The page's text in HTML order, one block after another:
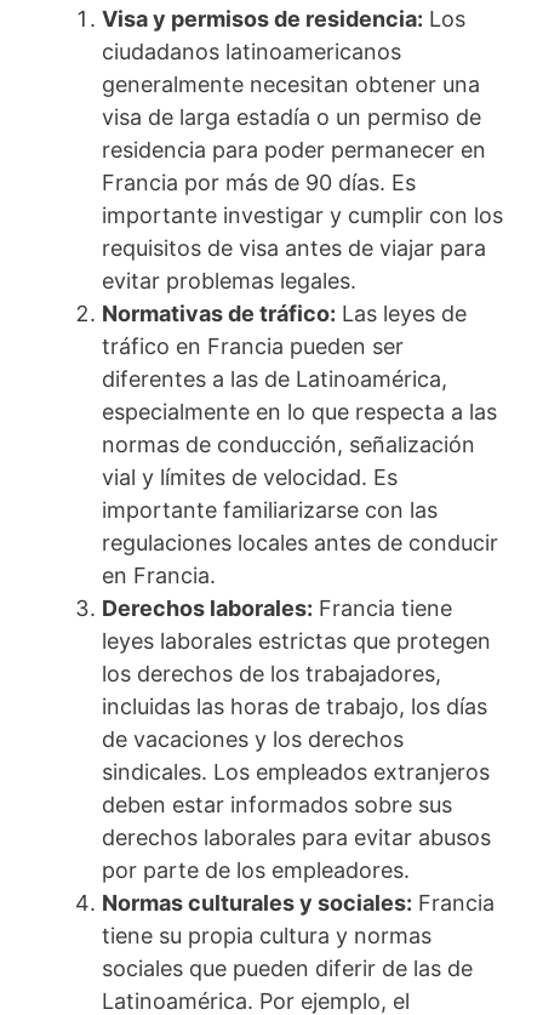
Visa y permisos de residencia: Los
ciudadanos latinoamericanos
generalmente necesitan obtener una
visa de larga estadía o un permiso de
residencia para poder permanecer en
Francia por más de 90 días. Es
importante investigar y cumplir con los
requisitos de visa antes de viajar para
evitar problemas legales.
Normativas de tráfico: Las leyes de
tráfico en Francia pueden ser
diferentes a las de Latinoamérica,
especialmente en lo que respecta a las
normas de conducción, señalización
vial y límites de velocidad. Es
importante familiarizarse con las
regulaciones locales antes de conducir
en Francia.
Derechos laborales: Francia tiene
leyes laborales estrictas que protegen
los derechos de los trabajadores,
incluidas las horas de trabajo, los días
de vacaciones y los derechos
sindicales. Los empleados extranjeros
deben estar informados sobre sus
derechos laborales para evitar abusos
por parte de los empleadores.
Normas culturales y sociales: Francia
tiene su propia cultura y normas
sociales que pueden diferir de las de
Latinoamérica. Por ejemplo, el